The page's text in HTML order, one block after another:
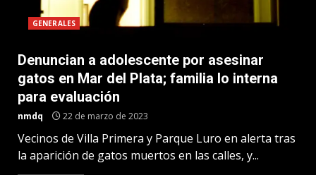
GENERALES
Denuncian a adolescente por asesinar
gatos en Mar del Plata; familia lo interna
para evaluación
nmdq 22 de marzo de 2023
Vecinos de Villa Primera y Parque Luro en alerta tras
la aparición de gatos muertos en las calles, y...